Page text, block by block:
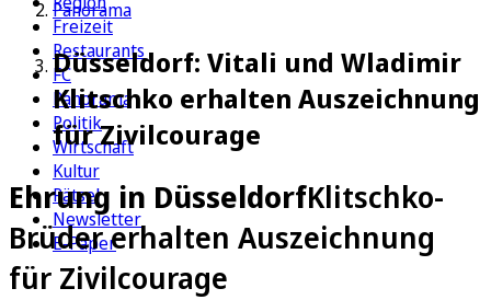
Freizeit
Restaurants
FC
Panorama
Politik
Wirtschaft
Kultur
Rätsel
Newsletter
E-Paper
Panorama
Düsseldorf: Vitali und Wladimir
Klitschko erhalten Auszeichnung
für Zivilcourage
Ehrung in DüsseldorfKlitschko-
Brüder erhalten Auszeichnung
für Zivilcourage